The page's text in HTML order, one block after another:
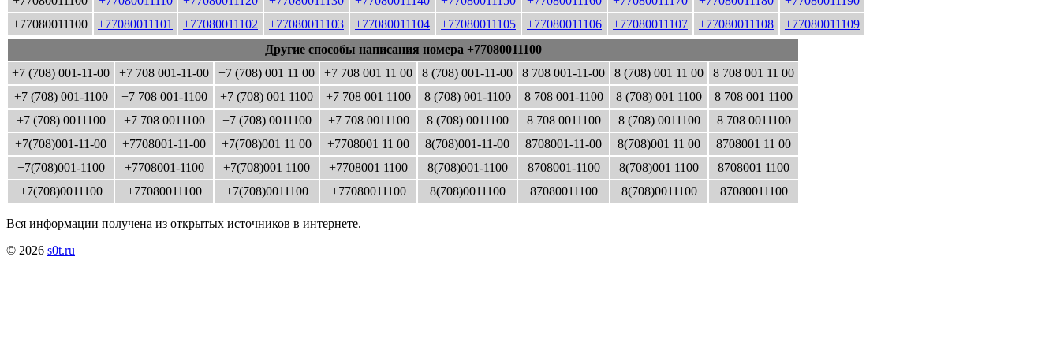
+77080011100
+77080011101 +77080011102 +77080011103 +77080011104 +77080011105 +77080011106 +77080011107 +77080011108
+77080011109
Другие способы написания номера +77080011100
+7 (708) 001-11-00
+7 708 001-11-00 +7 (708) 001 11 00 +7 708 001 11 00 8 (708) 001-11-00 8 708 001-11-00 8 (708) 001 11 00
8 708 001 11 00
+7 (708) 001-1100
+7 708 001-1100 +7 (708) 001 1100 +7 708 001 1100 8 (708) 001-1100 8 708 001-1100 8 (708) 001 1100
8 708 001 1100
+7 (708) 0011100
+7 708 0011100 +7 (708) 0011100 +7 708 0011100 8 (708) 0011100 8 708 0011100 8 (708) 0011100
8 708 0011100
+7(708)001-11-00
+7708001-11-00 +7(708)001 11 00 +7708001 11 00 8(708)001-11-00 8708001-11-00 8(708)001 11 00
8708001 11 00
+7(708)001-1100
+7708001-1100 +7(708)001 1100 +7708001 1100 8(708)001-1100 8708001-1100 8(708)001 1100
8708001 1100
+7(708)0011100
+77080011100 +7(708)0011100 +77080011100 8(708)0011100 87080011100 8(708)0011100 87080011100
Вся информации получена из открытых источников в интернете.
© 2026 s0t.ru